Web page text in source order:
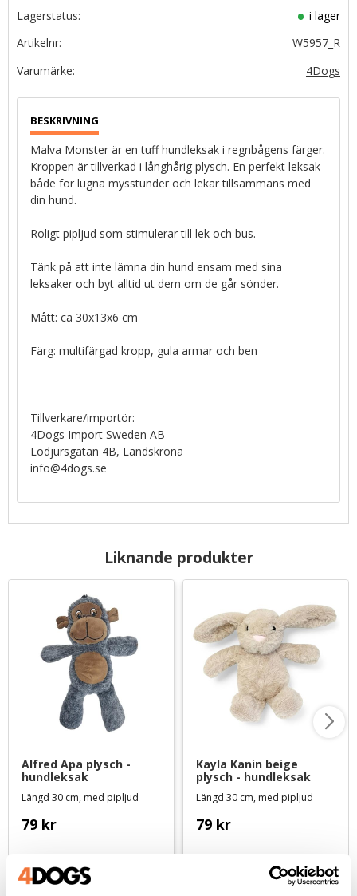
Lagerstatus
i lager
Artikelnr
W5957_R
4Dogs
Malva Monster är en tuff hundleksak i regnbågens färger.
Kroppen är tillverkad i långhårig plysch. En perfekt leksak
både för lugna mysstunder och lekar tillsammans med
din hund.
Roligt pipljud som stimulerar till lek och bus.
Tänk på att inte lämna din hund ensam med sina
leksaker och byt alltid ut dem om de går sönder.
Mått: ca 30x13x6 cm
Färg: multifärgad kropp, gula armar och ben
Tillverkare/importör:
4Dogs Import Sweden AB
Lodjursgatan 4B, Landskrona
info@4dogs.se
Liknande produkter
Alfred Apa plysch -
hundleksak
Längd 30 cm, med pipljud
79 kr
Kayla Kanin beige
plysch - hundleksak
Längd 30 cm, med pipljud
79 kr